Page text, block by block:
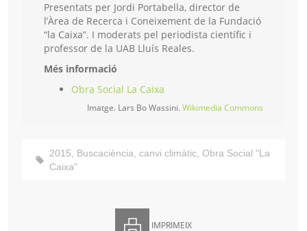
Presentats per Jordi Portabella, director de
l’Àrea de Recerca i Coneixement de la Fundació
“la Caixa”. I moderats pel periodista científic i
professor de la UAB Lluís Reales.
Més informació
Obra Social La Caixa
Imatge. Lars Bo Wassini. Wikimedia Commons
2015, Buscaciència, canvi climàtic, Obra Social "La
Caixa"
IMPRIMEIX